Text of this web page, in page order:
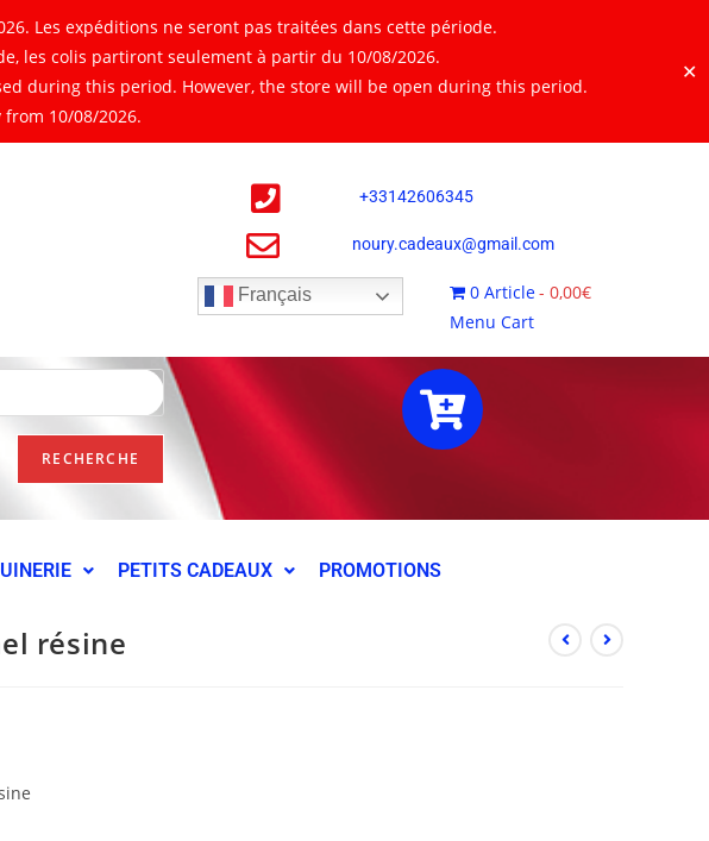
Les expéditions ne seront pas traitées dans cette période.
les colis partiront seulement à partir du 10/08/2026.
during this period. However, the store will be open during this period.
10/08/2026.
✕
+33142606345
noury.cadeaux@gmail.com
Français 0 Article
0,00€
Menu Cart
RECHERCHE
PETITS CADEAUX PROMOTIONS
résine